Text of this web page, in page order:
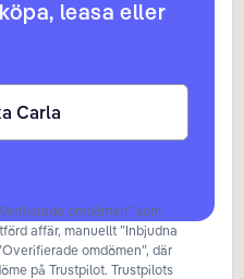
leasa eller
Carla
omdömen” som
affär, manuellt ”Inbjudna
omdömen”, där
på Trustpilot. Trustpilots